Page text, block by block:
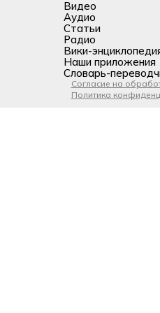
Видео
Аудио
Статьи
Радио
Вики-
Наши приложения
Словарь-
Согласие на
Политика